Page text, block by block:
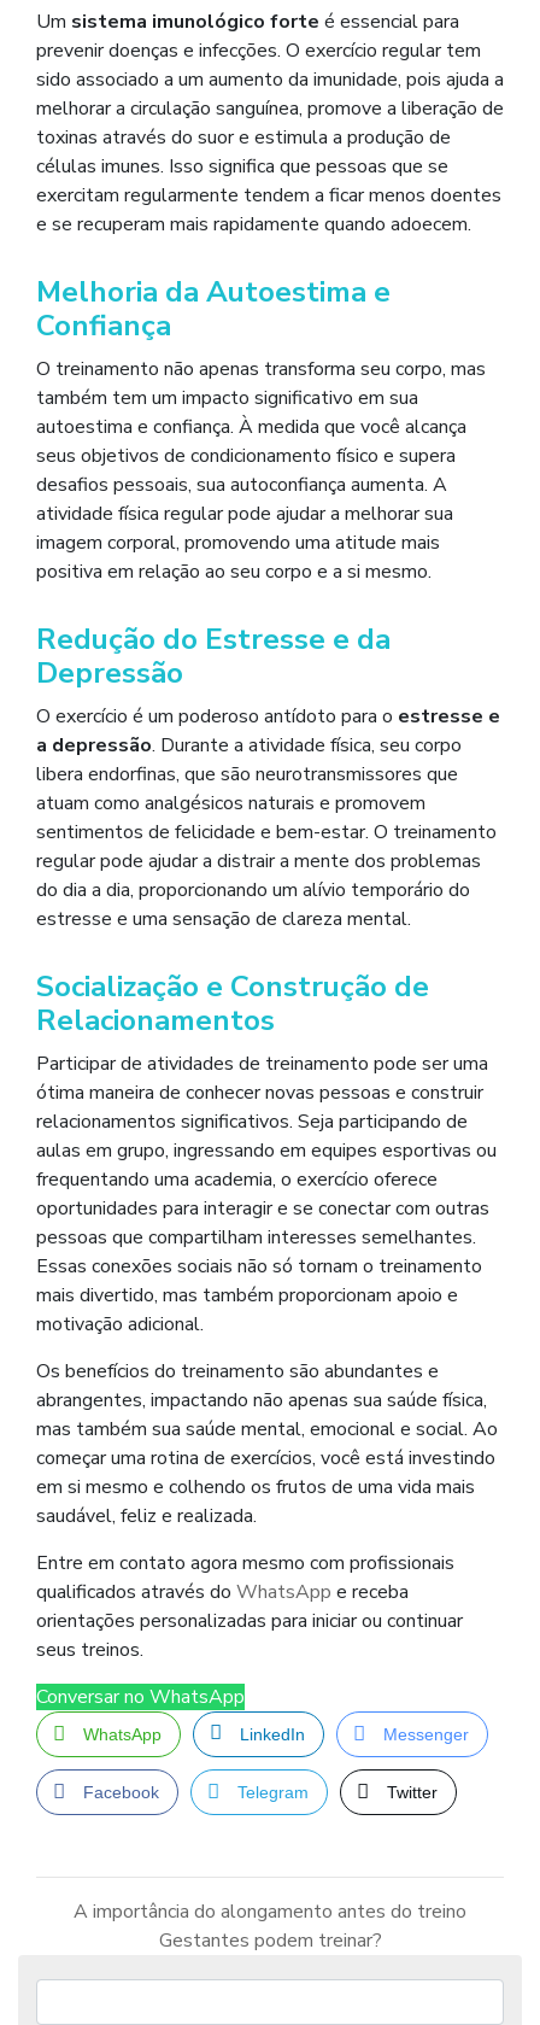
Um sistema imunológico forte é essencial para
prevenir doenças e infecções. O exercício regular tem
sido associado a um aumento da imunidade, pois ajuda a
melhorar a circulação sanguínea, promove a liberação de
toxinas através do suor e estimula a produção de
células imunes. Isso significa que pessoas que se
exercitam regularmente tendem a ficar menos doentes
e se recuperam mais rapidamente quando adoecem.
Melhoria da Autoestima e
Confiança
O treinamento não apenas transforma seu corpo, mas
também tem um impacto significativo em sua
autoestima e confiança. À medida que você alcança
seus objetivos de condicionamento físico e supera
desafios pessoais, sua autoconfiança aumenta. A
atividade física regular pode ajudar a melhorar sua
imagem corporal, promovendo uma atitude mais
positiva em relação ao seu corpo e a si mesmo.
Redução do Estresse e da
Depressão
O exercício é um poderoso antídoto para o estresse e
a depressão. Durante a atividade física, seu corpo
libera endorfinas, que são neurotransmissores que
atuam como analgésicos naturais e promovem
sentimentos de felicidade e bem-estar. O treinamento
regular pode ajudar a distrair a mente dos problemas
do dia a dia, proporcionando um alívio temporário do
estresse e uma sensação de clareza mental.
Socialização e Construção de
Relacionamentos
Participar de atividades de treinamento pode ser uma
ótima maneira de conhecer novas pessoas e construir
relacionamentos significativos. Seja participando de
aulas em grupo, ingressando em equipes esportivas ou
frequentando uma academia, o exercício oferece
oportunidades para interagir e se conectar com outras
pessoas que compartilham interesses semelhantes.
Essas conexões sociais não só tornam o treinamento
mais divertido, mas também proporcionam apoio e
motivação adicional.
Os benefícios do treinamento são abundantes e
abrangentes, impactando não apenas sua saúde física,
mas também sua saúde mental, emocional e social. Ao
começar uma rotina de exercícios, você está investindo
em si mesmo e colhendo os frutos de uma vida mais
saudável, feliz e realizada.
Entre em contato agora mesmo com profissionais
qualificados através do WhatsApp e receba
orientações personalizadas para iniciar ou continuar
seus treinos.
Conversar no WhatsApp
WhatsApp LinkedIn Messenger
Facebook Telegram Twitter
Post
A importância do alongamento antes do treino
Gestantes podem treinar?